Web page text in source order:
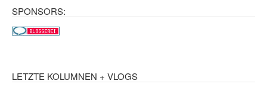
SPONSORS:
LETZTE KOLUMNEN + VLOGS